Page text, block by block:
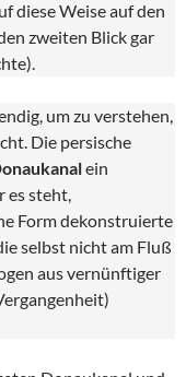
diese Weise auf den
zweiten Blick gar
um zu verstehen,
Die persische
ein
es steht,
Form dekonstruierte
selbst nicht am Fluß
aus vernünftiger